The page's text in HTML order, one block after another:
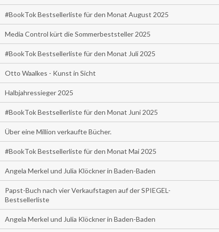
#BookTok Bestsellerliste für den Monat August 2025
Media Control kürt die Sommerbeststeller 2025
#BookTok Bestsellerliste für den Monat Juli 2025
Otto Waalkes - Kunst in Sicht
Halbjahressieger 2025
#BookTok Bestsellerliste für den Monat Juni 2025
Über eine Million verkaufte Bücher.
#BookTok Bestsellerliste für den Monat Mai 2025
Angela Merkel und Julia Klöckner in Baden-Baden
Papst-Buch nach vier Verkaufstagen auf der SPIEGEL-
Bestsellerliste
Angela Merkel und Julia Klöckner in Baden-Baden